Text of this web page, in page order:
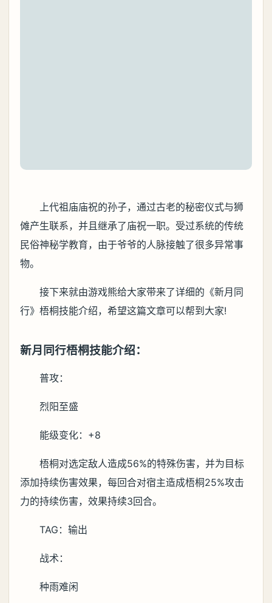
上代祖庙庙祝的孙子，通过古老的秘密仪式与狮
傩产生联系，并且继承了庙祝一职。受过系统的传统
民俗神秘学教育，由于爷爷的人脉接触了很多异常事
物。
接下来就由游戏熊给大家带来了详细的《新月同
行》梧桐技能介绍，希望这篇文章可以帮到大家!
新月同行梧桐技能介绍：
普攻：
烈阳至盛
能级变化：+8
梧桐对选定敌人造成56%的特殊伤害，并为目标
添加持续伤害效果，每回合对宿主造成梧桐25%攻击
力的持续伤害，效果持续3回合。
TAG：输出
战术：
种雨难闲